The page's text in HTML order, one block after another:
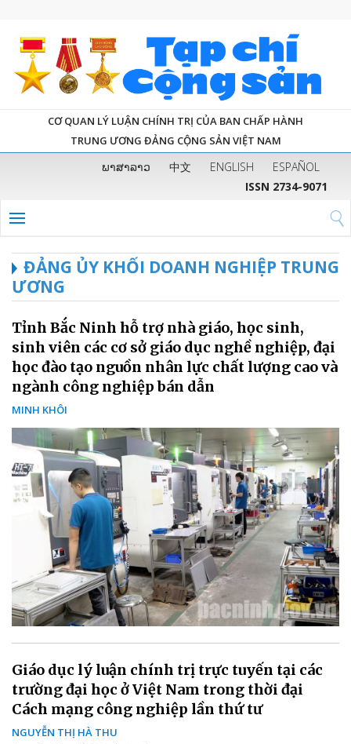
CƠ QUAN LÝ LUẬN CHÍNH TRỊ CỦA BAN CHẤP HÀNH
TRUNG ƯƠNG ĐẢNG CỘNG SẢN VIỆT NAM
ພາສາລາວ 中文 ENGLISH
ESPAÑOL
ISSN 2734-9071
ĐẢNG ỦY KHỐI DOANH NGHIỆP TRUNG
ƯƠNG
Tỉnh Bắc Ninh hỗ trợ nhà giáo, học sinh,
sinh viên các cơ sở giáo dục nghề nghiệp, đại
học đào tạo nguồn nhân lực chất lượng cao và
ngành công nghiệp bán dẫn
MINH KHÔI
Giáo dục lý luận chính trị trực tuyến tại các
trường đại học ở Việt Nam trong thời đại
Cách mạng công nghiệp lần thứ tư
NGUYỄN THỊ HÀ THU